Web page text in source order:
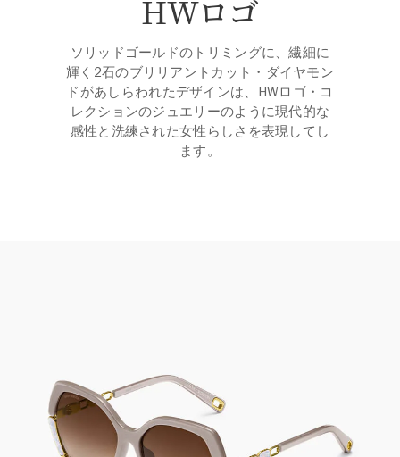
HWロゴ
ソリッドゴールドのトリミングに、繊細に
輝く2石のブリリアントカット・ダイヤモン
ドがあしらわれたデザインは、HWロゴ・コ
レクションのジュエリーのように現代的な
感性と洗練された女性らしさを表現してし
ます。